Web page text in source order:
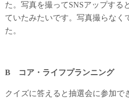
た。写真を撮ってSNSアップする
ていたみたいです。写真撮らなく
た。
B コア・ライフプランニング
クイズに答えると抽選会に参加で